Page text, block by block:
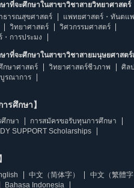
าที่จะศึกษาในสาขาวิชาสายวิทยาศาสตร์
ธารณสุขศาสตร์
แพทยศาสตร์・ทันตแ
วิทยาศาสตร์
วิศวกรรมศาสตร์
การประมง
าที่จะศึกษาในสาขาวิชาสายมนุษยศาสตร์
กษาศาสตร์
วิทยาศาสตร์ชีวภาพ
ศิล
รณาการ
รศึกษา】
กษา
การสมัครขอรับทุนการศึกษา
SUPPORT Scholarships
中文（简体字） 中文（繁體字
Bahasa Indonesia